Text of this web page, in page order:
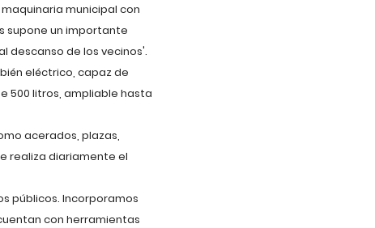
municipal con
supone un importante
descanso de los vecinos'.
eléctrico, capaz de
500 litros, ampliable hasta
acerados, plazas,
realiza diariamente el
públicos. Incorporamos
con herramientas